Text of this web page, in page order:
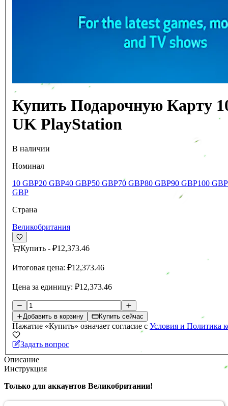
Купить Подарочную Карту
UK PlayStation
В наличии
Номинал
10 GBP20 GBP40 GBP50 GBP70 GBP80 GBP90 GBP100 GBP
GBP
Страна
Великобритания
Купить - ₽12,373.46
Итоговая цена: ₽12,373.46
Цена за единицу: ₽12,373.46
Добавить в корзину Купить сейчас
Нажатие «Купить» означает согласие с Условия и Политика
Задать вопрос
Описание
Инструкция
Только для аккаунтов Великобритании!